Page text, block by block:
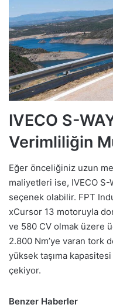
IVECO S-
Verimliliğin
Eğer önceliğiniz uzun
maliyetleri ise, IVECO
seçenek olabilir. FPT
xCursor 13 motoruyla
ve 580 CV olmak üzere
2.800 Nm’ye varan tork
yüksek taşıma
çekiyor.
Benzer Haberler